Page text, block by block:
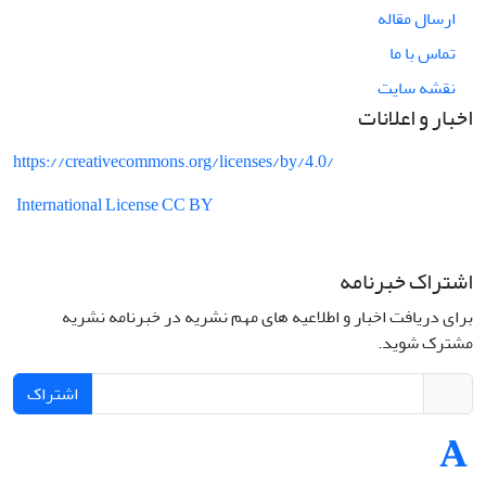
ارسال مقاله
تماس با ما
نقشه سایت
اخبار و اعلانات
https://creativecommons.org/licenses/by/4.0/
International License CC BY
اشتراک خبرنامه
برای دریافت اخبار و اطلاعیه های مهم نشریه در خبرنامه نشریه
مشترک شوید.
اشتراک